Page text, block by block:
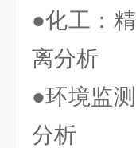
●化工：
离分析
●环境监
分析